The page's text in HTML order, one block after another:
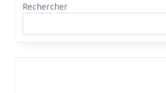
Rechercher